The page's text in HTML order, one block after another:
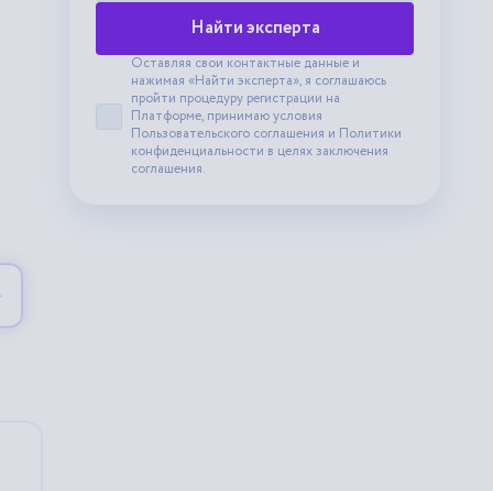
Найти эксперта
Принять пользовательское соглашение
Оставляя свои контактные данные и
нажимая «Найти эксперта», я соглашаюсь
пройти процедуру регистрации на
Платформе, принимаю условия
Пользовательского соглашения и Политики
конфиденциальности в целях заключения
соглашения.